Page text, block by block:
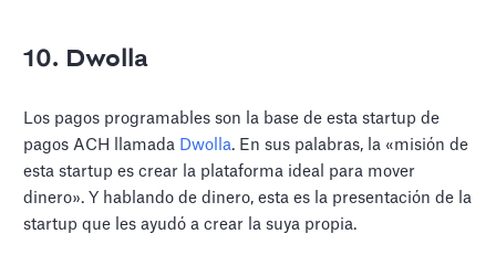
10. Dwolla
Los pagos programables son la base de esta startup de
pagos ACH llamada Dwolla. En sus palabras, la «misión de
esta startup es crear la plataforma ideal para mover
dinero». Y hablando de dinero, esta es la presentación de la
startup que les ayudó a crear la suya propia.